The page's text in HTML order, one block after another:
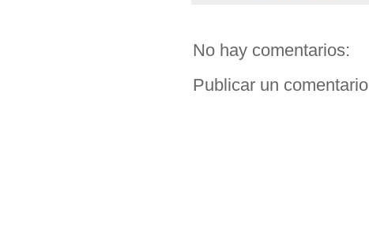
No hay comentarios:
Publicar un comentario